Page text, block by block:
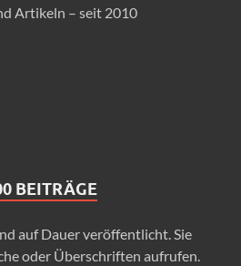
Artikeln – seit 2010
BEITRÄGE
auf Dauer veröffentlicht. Sie
oder Überschriften aufrufen.